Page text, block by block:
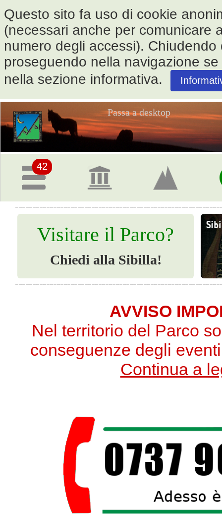
Questo sito fa uso di cookie
(necessari anche per comunicare
numero degli accessi).
proseguendo nella navigazione
nella sezione informativa.
Pagina
iniziale
42
Passa a desktop